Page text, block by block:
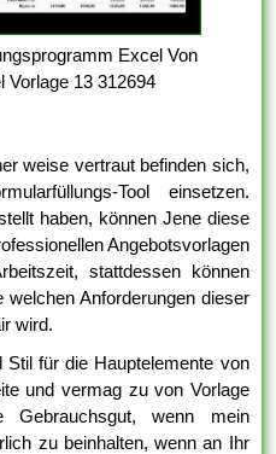
Excel Von
Vorlage 13 312694
weise vertraut befinden sich,
Tool einsetzen.
haben, können Jene diese
Angebotsvorlagen
stattdessen können
Anforderungen dieser
wird.
für die Hauptelemente von
und vermag zu von Vorlage
wenn mein
zu beinhalten, wenn an Ihr